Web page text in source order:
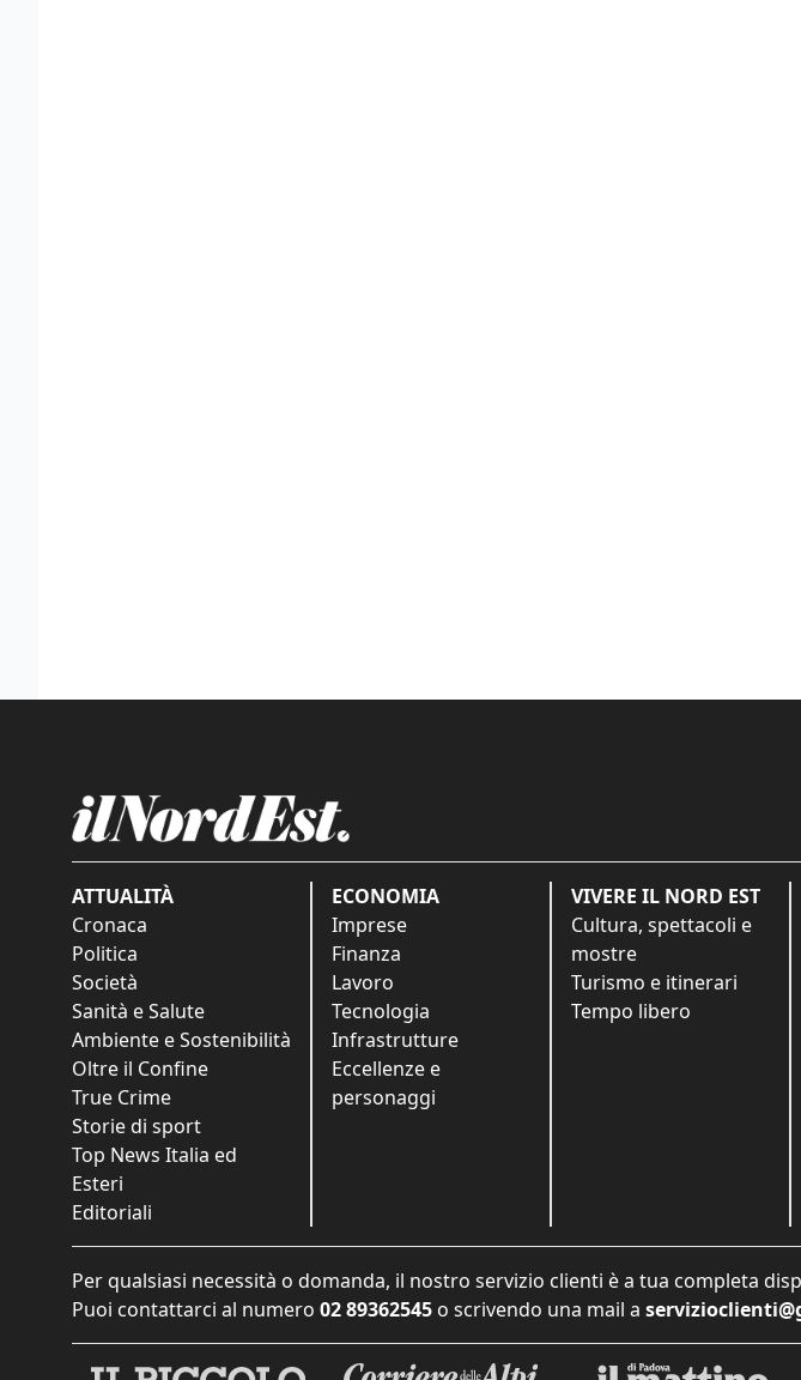
ATTUALITÀ
Cronaca
Politica
Società
Sanità e Salute
Ambiente e Sostenibilità
Oltre il Confine
True Crime
Storie di sport
Top News Italia ed
Esteri
Editoriali
ECONOMIA
Imprese
Finanza
Lavoro
Tecnologia
Infrastrutture
Eccellenze e
personaggi
VIVERE IL NORD EST
Cultura, spettacoli e
mostre
Turismo e itinerari
Tempo libero
Per qualsiasi necessità o domanda, il nostro servizio clienti è a tua completa
Puoi contattarci al numero 02 89362545 o scrivendo una mail a